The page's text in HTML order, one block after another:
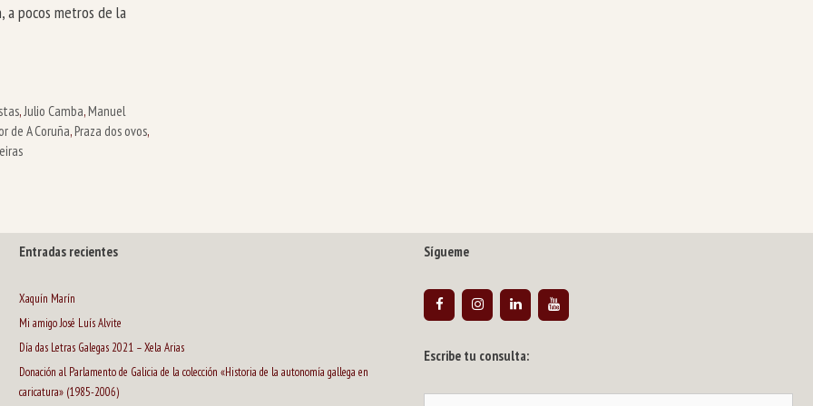
a pocos metros de la
,Julio Camba,Manuel
de A Coruña,Praza dos ovos,
Entradas recientes
Xaquín Marín
Mi amigo José Luís Alvite
Día das Letras Galegas 2021 – Xela Arias
Donación al Parlamento de Galicia de la colección «Historia de la autonomía gallega en
caricatura» (1985-2006)
Sígueme
Escribe tu consulta: